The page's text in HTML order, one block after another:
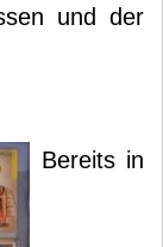
und der
Bereits in